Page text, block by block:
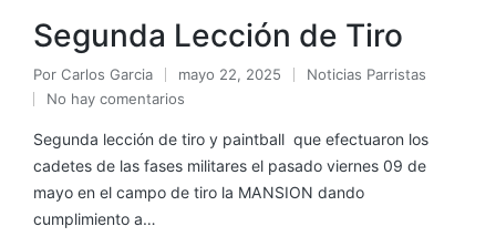
Segunda Lección de Tiro
Por Carlos Garcia mayo 22, 2025
Noticias Parristas
No hay comentarios
Segunda lección de tiro y paintball que efectuaron los
cadetes de las fases militares el pasado viernes 09 de
mayo en el campo de tiro la MANSION dando
cumplimiento a…